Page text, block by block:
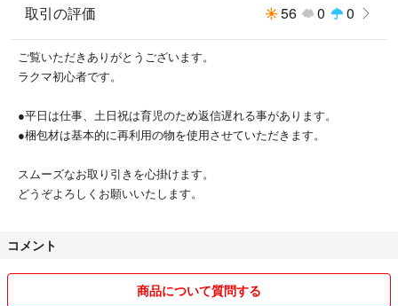
取引の評価 56 0 0
ご覧いただきありがとうございます。
ラクマ初心者です。
●平日は仕事、土日祝は育児のため返信遅れる事があります。
●梱包材は基本的に再利用の物を使用させていただきます。
スムーズなお取り引きを心掛けます。
どうぞよろしくお願いいたします。
コメント
商品について質問する